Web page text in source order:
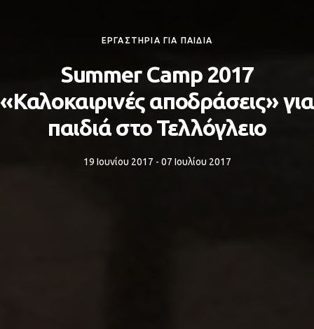
ΕΡΓΑΣΤΗΡΙΑ ΓΙΑ ΠΑΙΔΙΑ
Summer Camp 2017
«Καλοκαιρινές αποδράσεις» για
παιδιά στο Τελλόγλειο
19 Ιουνίου 2017 - 07 Ιουλίου 2017